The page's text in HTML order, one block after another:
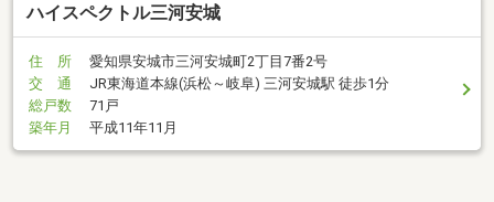
ハイスペクトル三河安城
住 所
愛知県安城市三河安城町2丁目7番2号
交 通
JR東海道本線(浜松～岐阜) 三河安城駅 徒歩1分
総戸数
71戸
築年月
平成11年11月